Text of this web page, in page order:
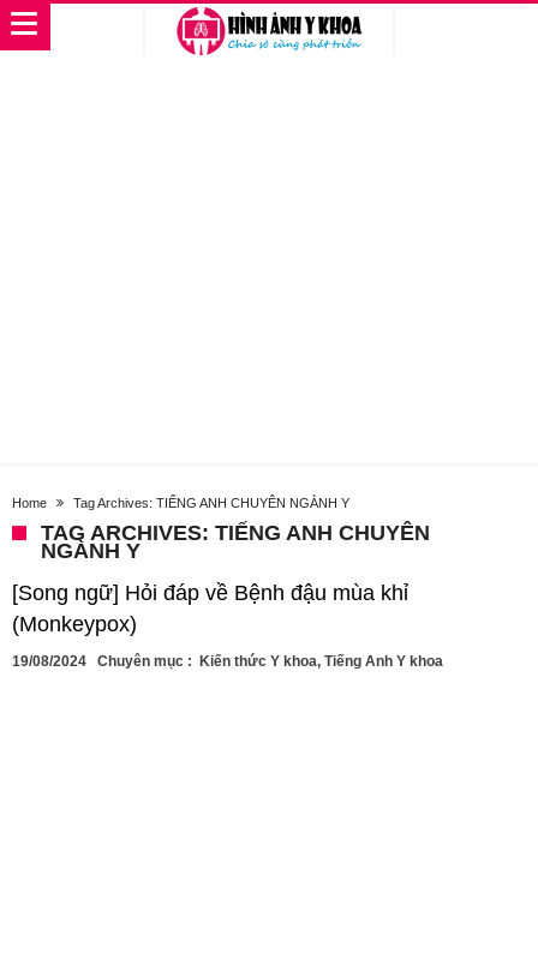
Home Tag Archives: TIẾNG ANH CHUYÊN NGÀNH Y
TAG ARCHIVES: TIẾNG ANH CHUYÊN
NGÀNH Y
[Song ngữ] Hỏi đáp về Bệnh đậu mùa khỉ
(Monkeypox)
19/08/2024 Chuyên mục : Kiến thức Y khoa, Tiếng Anh Y khoa